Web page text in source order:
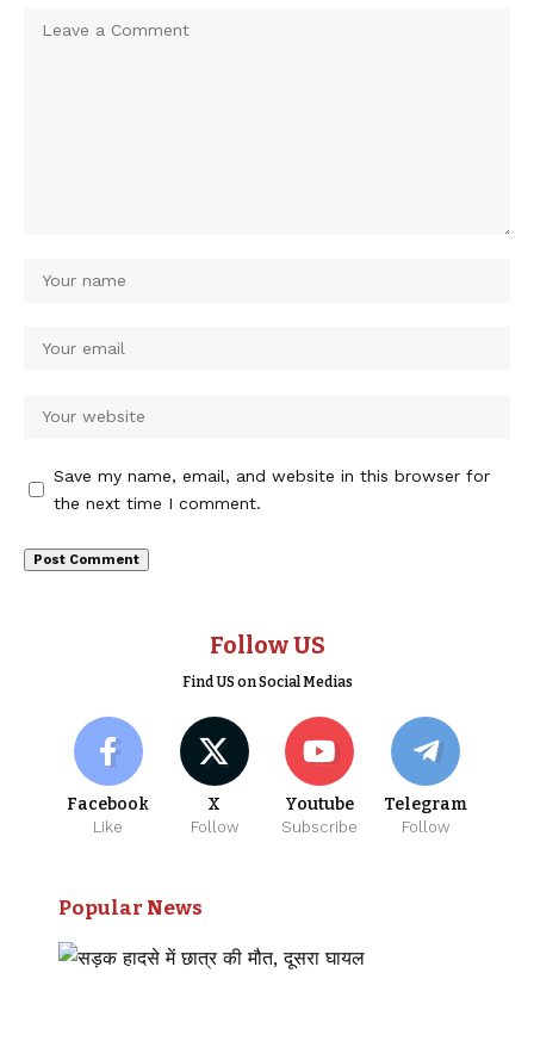
Save my name, email, and website in this browser for
the next time I comment.
Follow US
Find US on Social Medias
Facebook
Like
X
Follow
Youtube
Subscribe
Telegram
Follow
Popular News